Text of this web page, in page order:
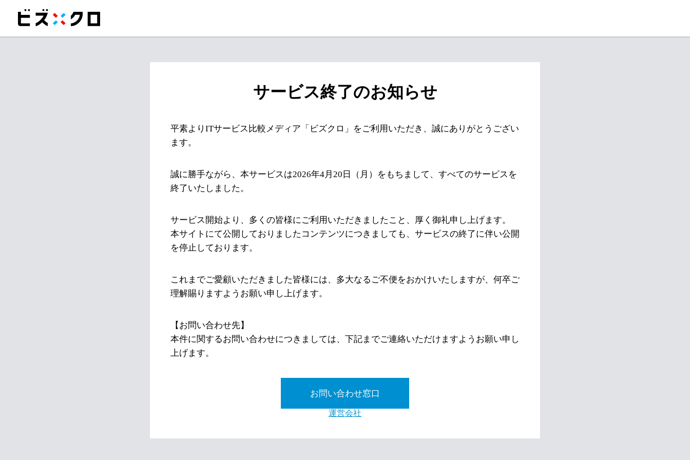
サービス終了のお知らせ
平素よりITサービス比較メディア「ビズクロ」をご利用いただき、誠にありがとうござい
ます。
誠に勝手ながら、本サービスは2026年4月20日（月）をもちまして、すべてのサービスを
終了いたしました。
サービス開始より、多くの皆様にご利用いただきましたこと、厚く御礼申し上げます。
本サイトにて公開しておりましたコンテンツにつきましても、サービスの終了に伴い公開
を停止しております。
これまでご愛顧いただきました皆様には、多大なるご不便をおかけいたしますが、何卒ご
理解賜りますようお願い申し上げます。
【お問い合わせ先】
本件に関するお問い合わせにつきましては、下記までご連絡いただけますようお願い申し
上げます。
お問い合わせ窓口
運営会社